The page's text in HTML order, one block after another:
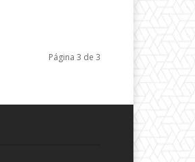
Página 3 de 3